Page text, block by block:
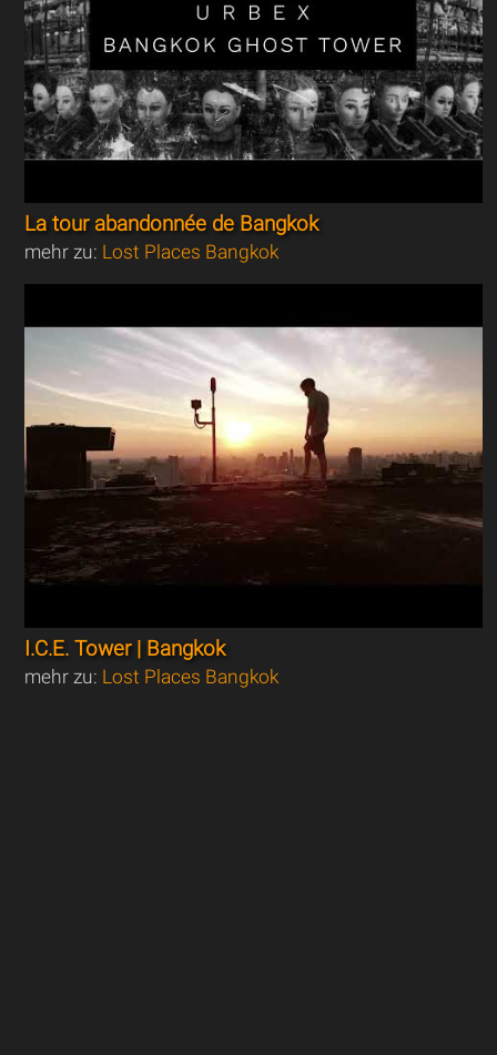
La tour abandonnée de Bangkok
mehr zu: Lost Places Bangkok
I.C.E. Tower | Bangkok
mehr zu: Lost Places Bangkok